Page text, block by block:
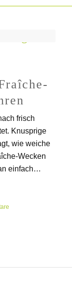
frisch
Knusprige
wie weiche
Wecken
einfach…